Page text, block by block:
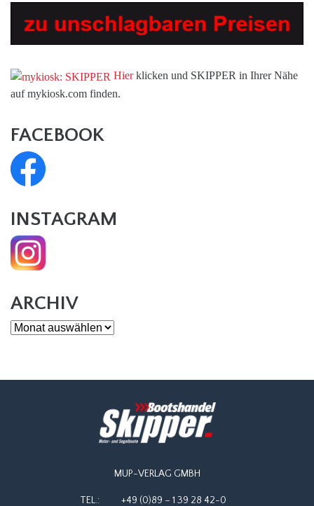
Hierklicken und SKIPPER in Ihrer Nähe
auf mykiosk.com finden.
FACEBOOK
INSTAGRAM
ARCHIV
Archiv
MUP-VERLAG GMBH
TEL.: +49 (0)89 – 1 39 28 42-0